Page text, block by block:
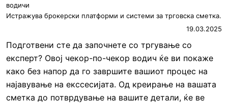
водичи
Истражува брокерски платформи и системи за трговска сметка.
19.03.2025
Подготвени сте да започнете со тргување со
експерт? Овој чекор-по-чекор водич ќе ви покаже
како без напор да го завршите вашиот процес на
најавување на екссесијата. Од креирање на вашата
сметка до потврдување на вашите детали, ќе ве